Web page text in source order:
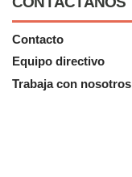
Contacto
Equipo directivo
Trabaja con nosotros